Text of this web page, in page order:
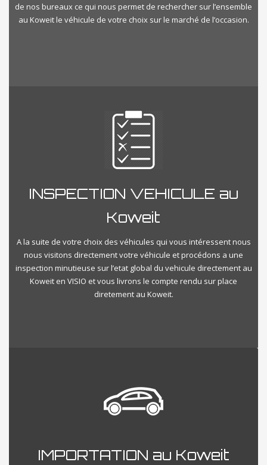
de nos bureaux ce qui nous permet de rechercher sur l’ensemble
au Koweit le véhicule de votre choix sur le marché de l’occasion.
INSPECTION VEHICULE au
Koweit
A la suite de votre choix des véhicules qui vous intéressent nous
nous visitons directement votre véhicule et procédons a une
inspection minutieuse sur l’etat global du vehicule directement au
Koweit en VISIO et vous livrons le compte rendu sur place
diretement au Koweit.
IMPORTATION au Koweit